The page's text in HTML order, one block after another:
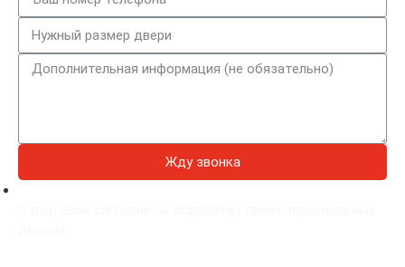
Жду звонка